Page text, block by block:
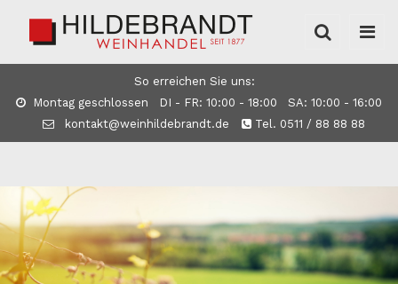
So erreichen Sie uns:
Montag geschlossen DI - FR: 10:00 - 18:00 SA: 10:00 - 16:00
kontakt@weinhildebrandt.de
Tel. 0511 / 88 88 88